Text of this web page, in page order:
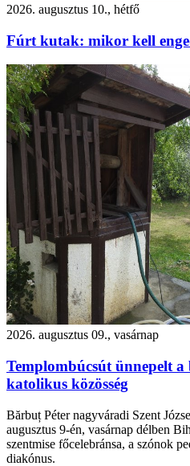
2026. augusztus 10., hétfő
Fúrt kutak: mikor kell
2026. augusztus 09., vasárnap
Templombúcsút ünnepelt
katolikus közösség
Bărbuț Péter nagyváradi Szent
augusztus 9-én, vasárnap délben
szentmise főcelebránsa, a szónok
diakónus.